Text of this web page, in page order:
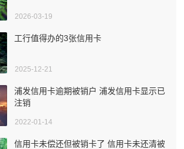
2026-03-19
工行值得办的3张信用卡
2025-12-21
浦发信用卡逾期被销户 浦发信用卡显示已
注销
2022-01-14
信用卡未偿还但被销卡了 信用卡未还清被